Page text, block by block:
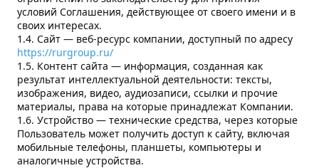
условий Соглашения, действующее от своего имени и в
своих интересах.
1.4. Сайт — веб-ресурс компании, доступный по адресу
https://rurgroup.ru/
1.5. Контент сайта — информация, созданная как
результат интеллектуальной деятельности: тексты,
изображения, видео, аудиозаписи, ссылки и прочие
материалы, права на которые принадлежат Компании.
1.6. Устройство — технические средства, через которые
Пользователь может получить доступ к сайту, включая
мобильные телефоны, планшеты, компьютеры и
аналогичные устройства.